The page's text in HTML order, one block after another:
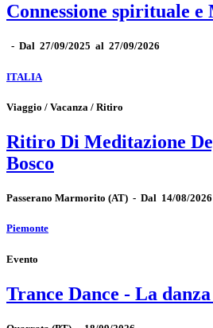
Connessione spirituale
- Dal 27/09/2025 al 27/09/2026
ITALIA
Viaggio / Vacanza / Ritiro
Ritiro Di Meditazione
Bosco
Passerano Marmorito (AT) - Dal 14/08/
Piemonte
Evento
Trance Dance - La